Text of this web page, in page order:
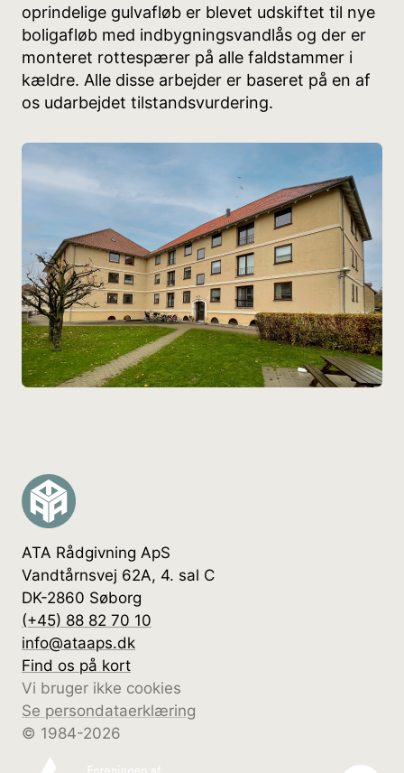
oprindelige gulvafløb er blevet udskiftet til nye
boligafløb med indbygningsvandlås og der er
monteret rottespærer på alle faldstammer i
kældre. Alle disse arbejder er baseret på en af
os udarbejdet tilstandsvurdering.
ATA Rådgivning ApS
Vandtårnsvej 62A, 4. sal C
DK-2860 Søborg
(+45) 88 82 70 10
info@ataaps.dk
Find os på kort
Vi bruger ikke cookies
Se persondataerklæring
© 1984-2026